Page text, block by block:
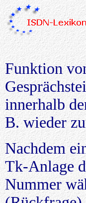
Funktion
innerhalb
B. wieder
Nachdem
Tk-Anlage
Nummer